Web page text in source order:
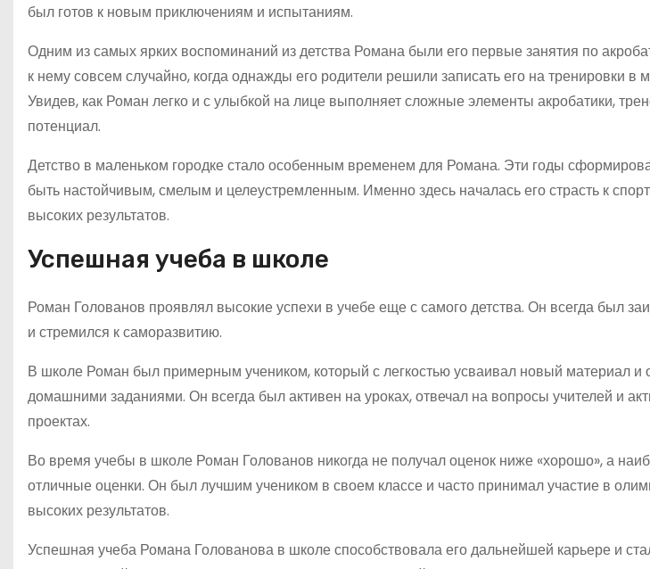
был готов к новым приключениям и испытаниям.
Одним из самых ярких воспоминаний из детства Романа были его первые занятия по
к нему совсем случайно, когда однажды его родители решили записать его на тренировки в
Увидев, как Роман легко и с улыбкой на лице выполняет сложные элементы акробатики,
потенциал.
Детство в маленьком городке стало особенным временем для Романа. Эти годы
быть настойчивым, смелым и целеустремленным. Именно здесь началась его страсть к
высоких результатов.
Успешная учеба в школе
Роман Голованов проявлял высокие успехи в учебе еще с самого детства. Он всегда был
и стремился к саморазвитию.
В школе Роман был примерным учеником, который с легкостью усваивал новый материал и
домашними заданиями. Он всегда был активен на уроках, отвечал на вопросы учителей и
проектах.
Во время учебы в школе Роман Голованов никогда не получал оценок ниже «хорошо», а
отличные оценки. Он был лучшим учеником в своем классе и часто принимал участие в
высоких результатов.
Успешная учеба Романа Голованова в школе способствовала его дальнейшей карьере и